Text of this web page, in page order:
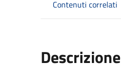
Contenuti correlati
Descrizione